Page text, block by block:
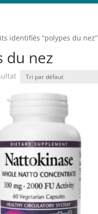
identifiés “polypes du nez”
du nez